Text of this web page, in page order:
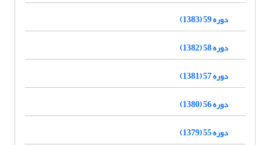
دوره 59 (1383)
دوره 58 (1382)
دوره 57 (1381)
دوره 56 (1380)
دوره 55 (1379)